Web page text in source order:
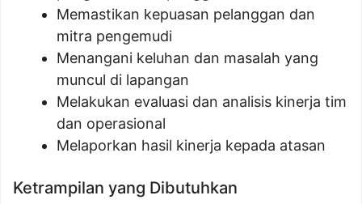
Memastikan kepuasan pelanggan dan
mitra pengemudi
Menangani keluhan dan masalah yang
muncul di lapangan
Melakukan evaluasi dan analisis kinerja tim
dan operasional
Melaporkan hasil kinerja kepada atasan
Ketrampilan yang Dibutuhkan